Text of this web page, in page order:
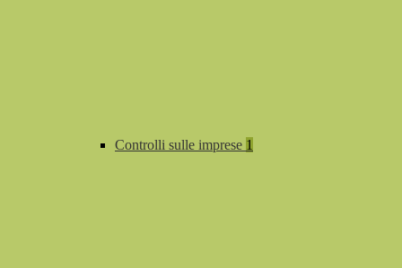
Controlli sulle imprese 1